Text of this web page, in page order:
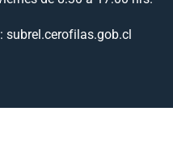
subrel.cerofilas.gob.cl